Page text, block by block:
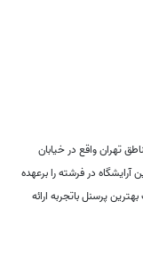
به یکی از بهترین مناطق تهران واقع در خیابان
در فرشته را برعهده
پرسنل باتجربه ارائه